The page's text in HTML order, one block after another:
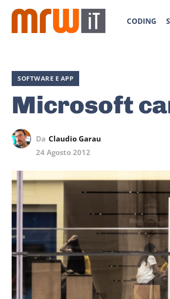
CODING
SOFTWARE E APP
Microsoft
Da Claudio Garau
24 Agosto 2012